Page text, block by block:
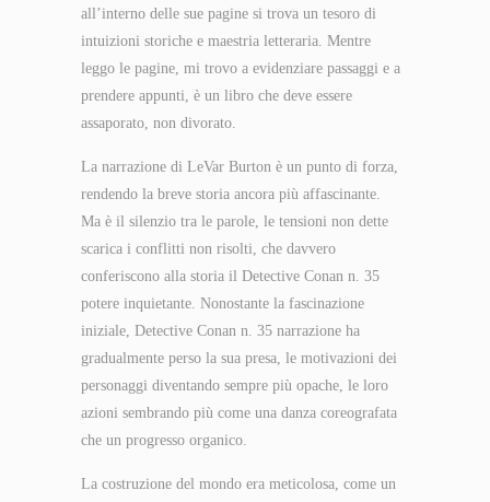
all’interno delle sue pagine si trova un tesoro di
intuizioni storiche e maestria letteraria. Mentre
leggo le pagine, mi trovo a evidenziare passaggi e a
prendere appunti, è un libro che deve essere
assaporato, non divorato.
La narrazione di LeVar Burton è un punto di forza,
rendendo la breve storia ancora più affascinante.
Ma è il silenzio tra le parole, le tensioni non dette
scarica i conflitti non risolti, che davvero
conferiscono alla storia il Detective Conan n. 35
potere inquietante. Nonostante la fascinazione
iniziale, Detective Conan n. 35 narrazione ha
gradualmente perso la sua presa, le motivazioni dei
personaggi diventando sempre più opache, le loro
azioni sembrando più come una danza coreografata
che un progresso organico.
La costruzione del mondo era meticolosa, come un